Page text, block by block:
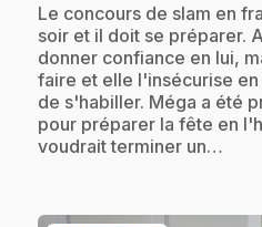
.Le concours de slam en
soir et il doit se préparer.
donner confiance en lui,
faire et elle l'insécurise
de s'habiller. Méga a été
pour préparer la fête en
voudrait terminer un…